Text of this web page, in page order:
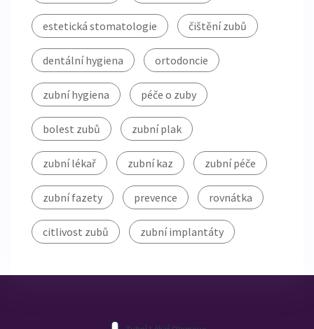
estetická stomatologie čištění zubů
dentální hygiena ortodoncie
zubní hygiena péče o zuby
bolest zubů zubní plak
zubní lékař zubní kaz zubní péče
zubní fazety prevence rovnátka
citlivost zubů zubní implantáty